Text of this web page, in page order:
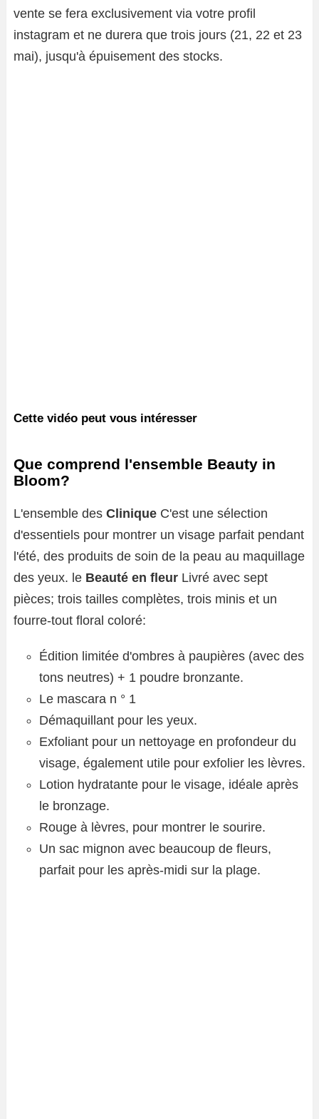
vente se fera exclusivement via votre profil
instagram et ne durera que trois jours (21, 22 et 23
mai), jusqu'à épuisement des stocks.
Cette vidéo peut vous intéresser
Que comprend l'ensemble Beauty in
Bloom?
L'ensemble des Clinique C'est une sélection
d'essentiels pour montrer un visage parfait pendant
l'été, des produits de soin de la peau au maquillage
des yeux. le Beauté en fleur Livré avec sept
pièces; trois tailles complètes, trois minis et un
fourre-tout floral coloré:
Édition limitée d'ombres à paupières (avec des
tons neutres) + 1 poudre bronzante.
Le mascara n ° 1
Démaquillant pour les yeux.
Exfoliant pour un nettoyage en profondeur du
visage, également utile pour exfolier les lèvres.
Lotion hydratante pour le visage, idéale après
le bronzage.
Rouge à lèvres, pour montrer le sourire.
Un sac mignon avec beaucoup de fleurs,
parfait pour les après-midi sur la plage.